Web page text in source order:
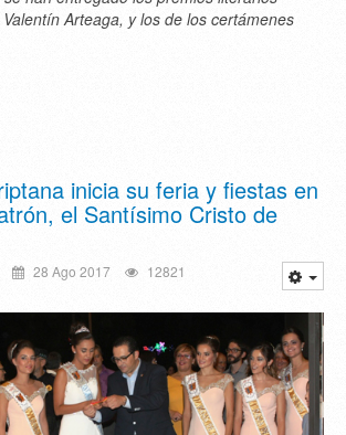
Arteaga, y los de los certámenes
inicia su feria y fiestas en
el Santísimo Cristo de
28 Ago 2017 12821